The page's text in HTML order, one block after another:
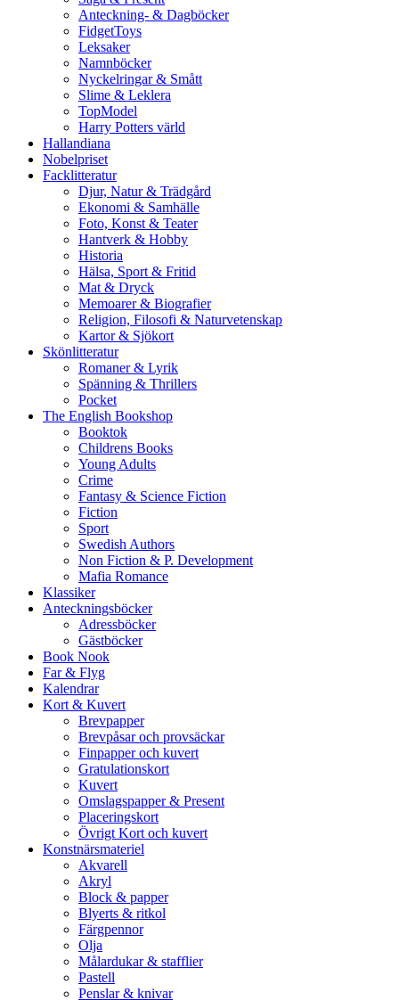
Anteckning- & Dagböcker
FidgetToys
Leksaker
Namnböcker
Nyckelringar & Smått
Slime & Leklera
TopModel
Harry Potters värld
Hallandiana
Nobelpriset
Facklitteratur
Djur, Natur & Trädgård
Ekonomi & Samhälle
Foto, Konst & Teater
Hantverk & Hobby
Historia
Hälsa, Sport & Fritid
Mat & Dryck
Memoarer & Biografier
Religion, Filosofi & Naturvetenskap
Kartor & Sjökort
Skönlitteratur
Romaner & Lyrik
Spänning & Thrillers
Pocket
The English Bookshop
Booktok
Childrens Books
Young Adults
Crime
Fantasy & Science Fiction
Fiction
Sport
Swedish Authors
Non Fiction & P. Development
Mafia Romance
Klassiker
Anteckningsböcker
Adressböcker
Gästböcker
Book Nook
Far & Flyg
Kalendrar
Kort & Kuvert
Brevpapper
Brevpåsar och provsäckar
Finpapper och kuvert
Gratulationskort
Kuvert
Omslagspapper & Present
Placeringskort
Övrigt Kort och kuvert
Konstnärsmateriel
Akvarell
Akryl
Block & papper
Blyerts & ritkol
Färgpennor
Olja
Målardukar & stafflier
Pastell
Penslar & knivar